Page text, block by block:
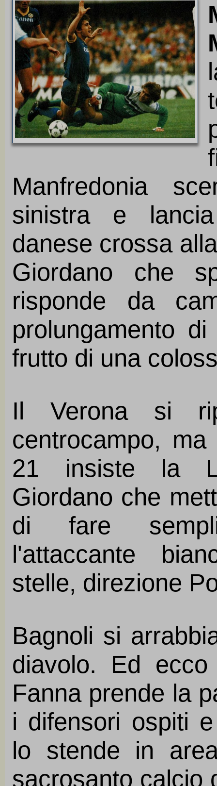
Manfredonia
sinistra e
danese crossa
Giordano che
risponde da
prolungamento
frutto di una
Il Verona si
centrocampo,
21 insiste la
Giordano che
di fare
l'attaccante
stelle, direzione
Bagnoli si
diavolo. Ed
Fanna prende la
i difensori ospiti
lo stende in
sacrosanto calcio